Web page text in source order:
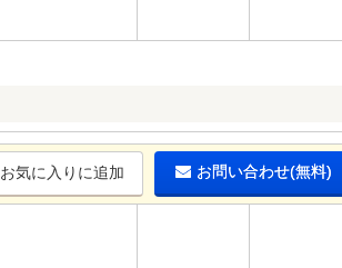
お気に入りに追加 お問い合わせ(無料)